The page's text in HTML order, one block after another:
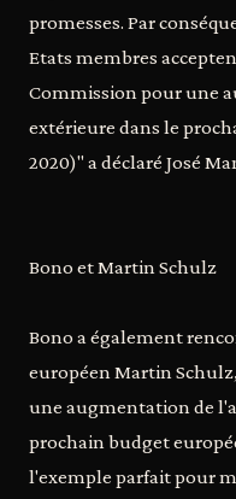
promesses. Par
Etats membres
Commission pour une
extérieure dans le
2020)" a déclaré José
Bono et Martin Schulz
Bono a également
européen Martin
une augmentation de
prochain budget
l'exemple parfait pour